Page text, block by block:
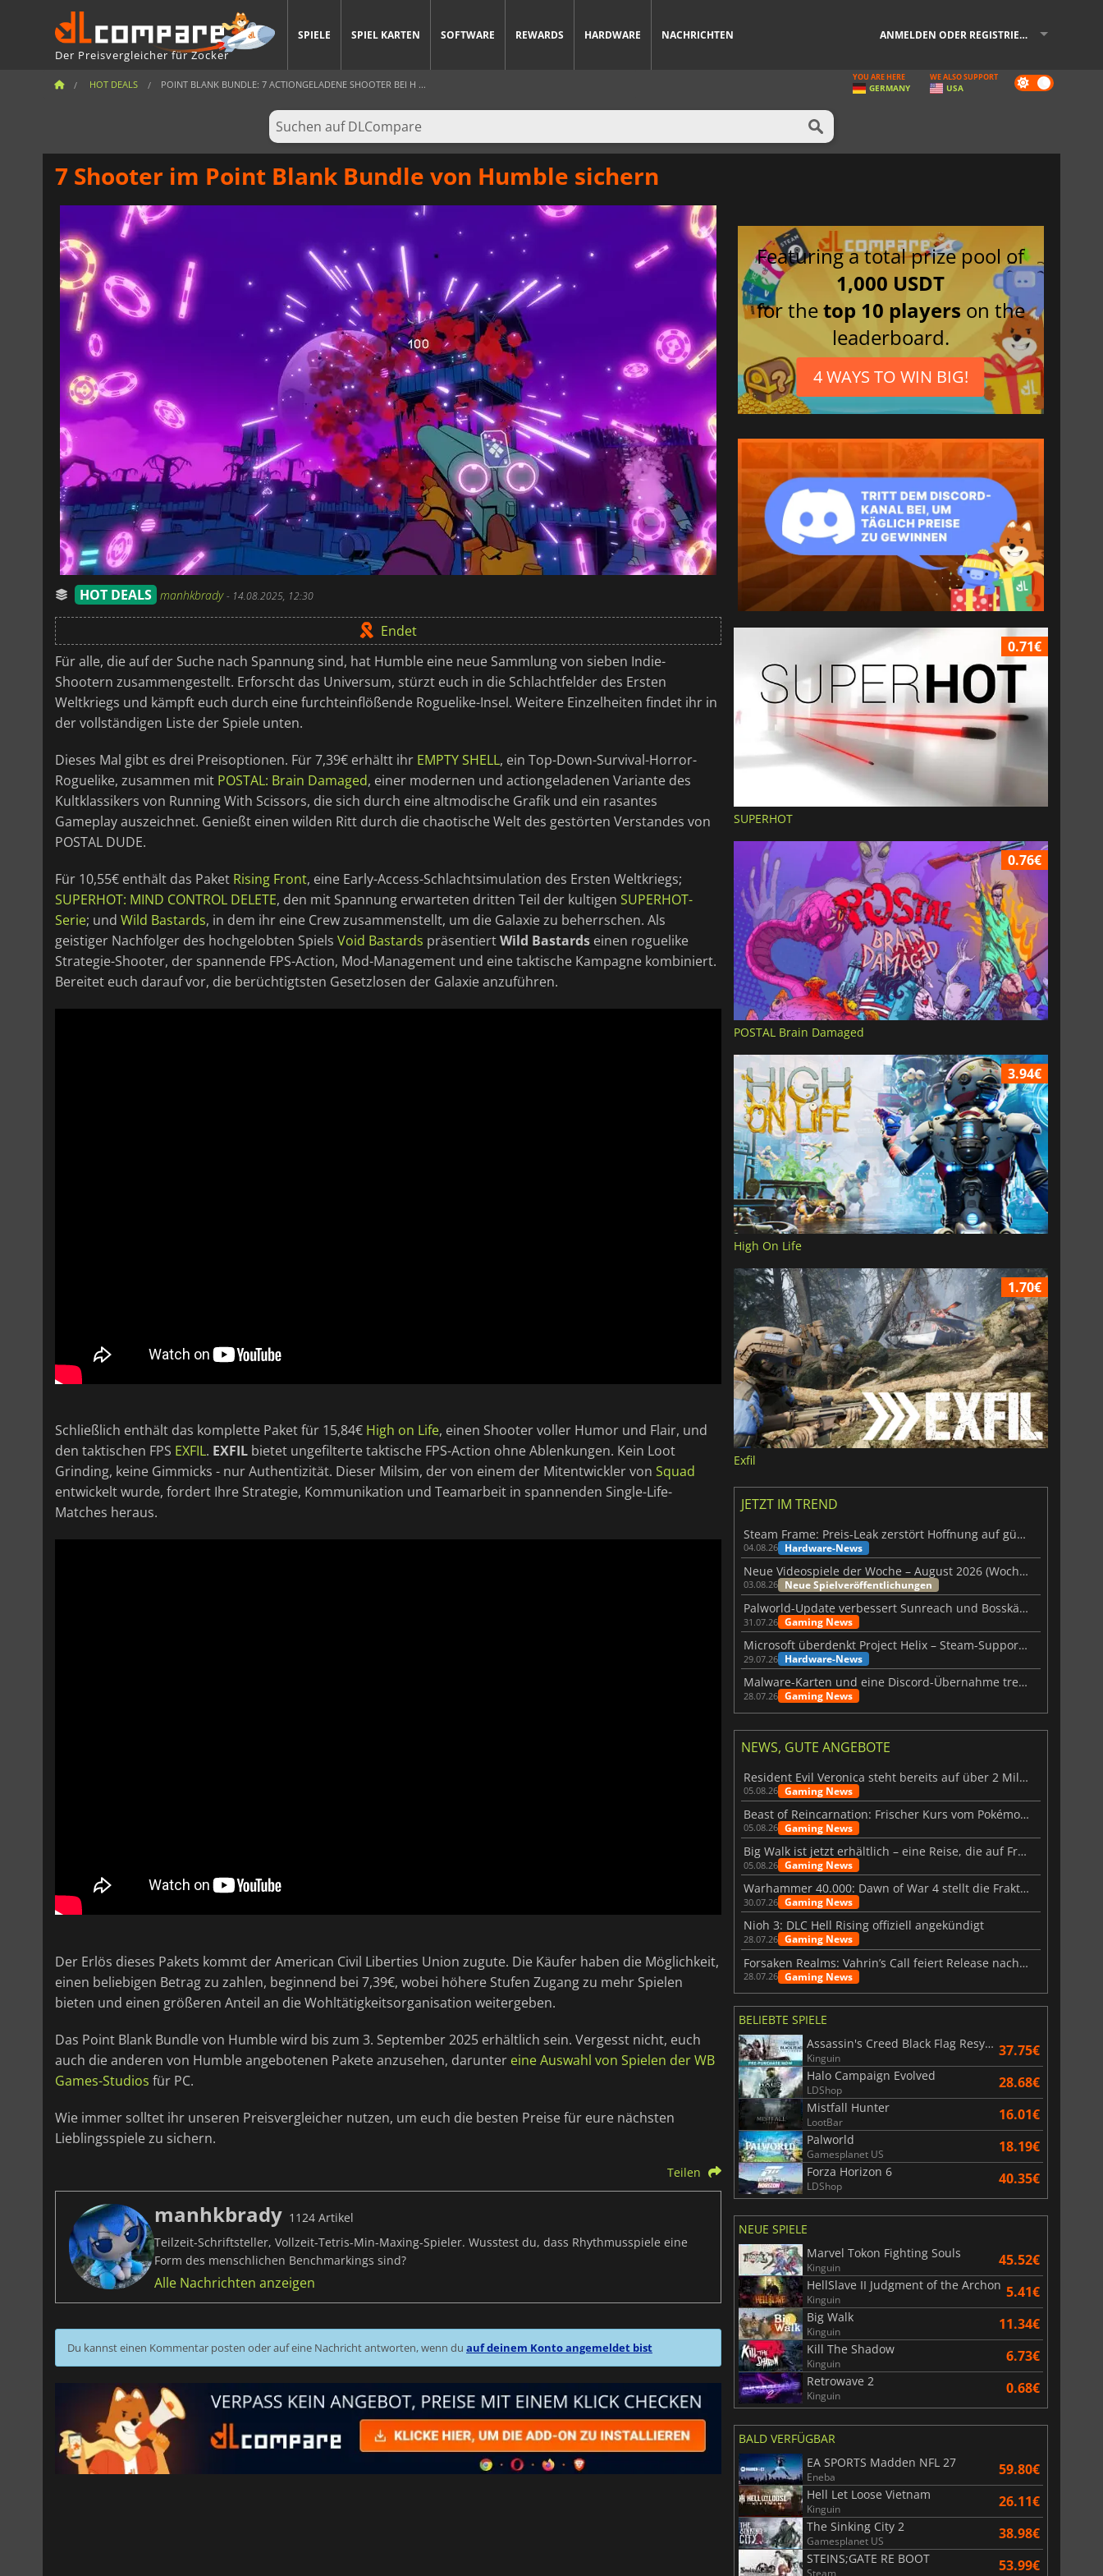
Der Preisvergleicher für Zocker
SPIELE SPIEL KARTEN SOFTWARE REWARDS HARDWARE NACHRICHTEN ANMELDEN ODER REGISTRIEREN
HOT DEALS POINT BLANK BUNDLE: 7 ACTIONGELADENE SHOOTER BEI H ... Dark
mode
YOU ARE HERE
GERMANY
WE ALSO SUPPORT
USA
7 Shooter im Point Blank Bundle von Humble sichern
HOT DEALS manhkbrady- 14.08.2025, 12:30
Endet
Für alle, die auf der Suche nach Spannung sind, hat Humble eine neue Sammlung von sieben Indie-
Shootern zusammengestellt. Erforscht das Universum, stürzt euch in die Schlachtfelder des Ersten
Weltkriegs und kämpft euch durch eine furchteinflößende Roguelike-Insel. Weitere Einzelheiten findet ihr in
der vollständigen Liste der Spiele unten.
Dieses Mal gibt es drei Preisoptionen. Für 7,39€ erhältt ihr EMPTY SHELL, ein Top-Down-Survival-Horror-
Roguelike, zusammen mit POSTAL: Brain Damaged, einer modernen und actiongeladenen Variante des
Kultklassikers von Running With Scissors, die sich durch eine altmodische Grafik und ein rasantes
Gameplay auszeichnet. Genießt einen wilden Ritt durch die chaotische Welt des gestörten Verstandes von
POSTAL DUDE.
Für 10,55€ enthält das Paket Rising Front, eine Early-Access-Schlachtsimulation des Ersten Weltkriegs;
SUPERHOT: MIND CONTROL DELETE, den mit Spannung erwarteten dritten Teil der kultigen SUPERHOT-
Serie; und Wild Bastards, in dem ihr eine Crew zusammenstellt, um die Galaxie zu beherrschen. Als
geistiger Nachfolger des hochgelobten Spiels Void Bastards präsentiertWild Bastards einen roguelike
Strategie-Shooter, der spannende FPS-Action, Mod-Management und eine taktische Kampagne kombiniert.
Bereitet euch darauf vor, die berüchtigtsten Gesetzlosen der Galaxie anzuführen.
Schließlich enthält das komplette Paket für 15,84€ High on Life, einen Shooter voller Humor und Flair, und
den taktischen FPS EXFIL. EXFIL bietet ungefilterte taktische FPS-Action ohne Ablenkungen. Kein Loot
Grinding, keine Gimmicks - nur Authentizität. Dieser Milsim, der von einem der Mitentwickler von Squad
entwickelt wurde, fordert Ihre Strategie, Kommunikation und Teamarbeit in spannenden Single-Life-
Matches heraus.
Der Erlös dieses Pakets kommt der American Civil Liberties Union zugute. Die Käufer haben die Möglichkeit,
einen beliebigen Betrag zu zahlen, beginnend bei 7,39€, wobei höhere Stufen Zugang zu mehr Spielen
bieten und einen größeren Anteil an die Wohltätigkeitsorganisation weitergeben.
Das Point Blank Bundle von Humble wird bis zum 3. September 2025 erhältlich sein. Vergesst nicht, euch
auch die anderen von Humble angebotenen Pakete anzusehen, darunter eine Auswahl von Spielen der WB
Games-Studios für PC.
Wie immer solltet ihr unseren Preisvergleicher nutzen, um euch die besten Preise für eure nächsten
Lieblingsspiele zu sichern.
Teilen
manhkbrady 1124 Artikel
Teilzeit-Schriftsteller, Vollzeit-Tetris-Min-Maxing-Spieler. Wusstest du, dass Rhythmusspiele eine
Form des menschlichen Benchmarkings sind?
Alle Nachrichten anzeigen
Du kannst einen Kommentar posten oder auf eine Nachricht antworten, wenn du auf deinem Konto angemeldet bist
Featuring a total prize pool of
1,000 USDT
for thetop 10 players on the
leaderboard.
4 WAYS TO WIN BIG!
0.71€
SUPERHOT
0.76€
POSTAL Brain Damaged
3.94€
High On Life
1.70€
Exfil
JETZT IM TREND
Steam Frame: Preis-Leak zerstört Hoffnung auf günstiges VR-Headset
04.08.26 Hardware-News
Neue Videospiele der Woche – August 2026 (Woche 32)
03.08.26 Neue Spielveröffentlichungen
Palworld-Update verbessert Sunreach und Bosskämpfe deutlich
31.07.26 Gaming News
Microsoft überdenkt Project Helix – Steam-Support gefährdet
29.07.26 Hardware-News
Malware-Karten und eine Discord-Übernahme treffen Meccha Chameleon
28.07.26 Gaming News
NEWS, GUTE ANGEBOTE
Resident Evil Veronica steht bereits auf über 2 Millionen Wunschlisten
05.08.26 Gaming News
Beast of Reincarnation: Frischer Kurs vom Pokémon-Studio
05.08.26 Gaming News
Big Walk ist jetzt erhältlich – eine Reise, die auf Freundschaft basiert
05.08.26 Gaming News
Warhammer 40.000: Dawn of War 4 stellt die Fraktion der Necrons vor
30.07.26 Gaming News
Nioh 3: DLC Hell Rising offiziell angekündigt
28.07.26 Gaming News
Forsaken Realms: Vahrin’s Call feiert Release nach 10 Jahren
28.07.26 Gaming News
BELIEBTE SPIELE
Assassin's Creed Black Flag Resynced
Kinguin 37.75€
Halo Campaign Evolved
LDShop 28.68€
Mistfall Hunter
LootBar 16.01€
Palworld
Gamesplanet US 18.19€
Forza Horizon 6
LDShop 40.35€
NEUE SPIELE
Marvel Tokon Fighting Souls
Kinguin 45.52€
HellSlave II Judgment of the Archon
Kinguin 5.41€
Big Walk
Kinguin 11.34€
Kill The Shadow
Kinguin 6.73€
Retrowave 2
Kinguin 0.68€
BALD VERFÜGBAR
EA SPORTS Madden NFL 27
Eneba 59.80€
Hell Let Loose Vietnam
Kinguin 26.11€
The Sinking City 2
Gamesplanet US 38.98€
STEINS;GATE RE BOOT
Steam 53.99€